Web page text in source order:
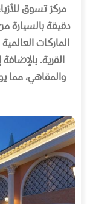
دقیقة بالسیارة
الماركات
القریة.
والمقاھي، مما